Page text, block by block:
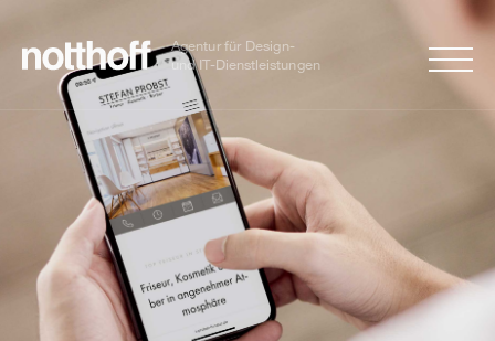
Agenturfür Design-
undIT-Dienstleistungen